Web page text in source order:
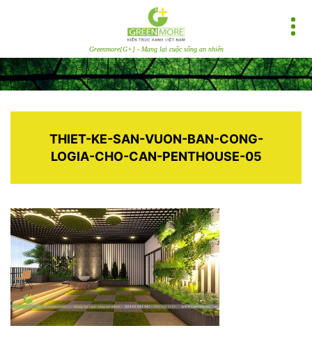
Greenmore[G+] - Mang lại cuộc sống an nhiên
THIET-KE-SAN-VUON-BAN-CONG-
LOGIA-CHO-CAN-PENTHOUSE-05